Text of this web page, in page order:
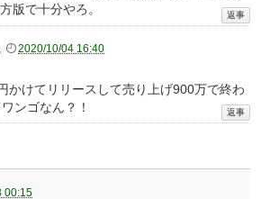
版で十分やろ。
2020/10/04 16:40
かけてリリースして売り上げ900万で終わ
ンゴなん？！
00:15